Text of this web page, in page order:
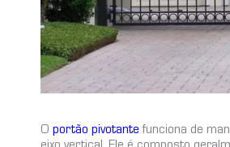
Oportão pivotante funciona de